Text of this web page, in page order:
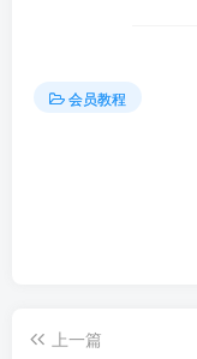
会员教程
上一篇